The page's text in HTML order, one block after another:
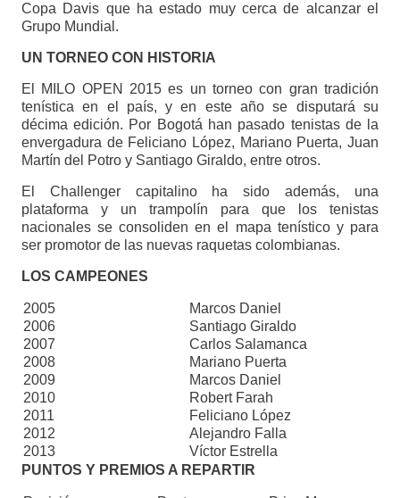
Copa Davis que ha estado muy cerca de alcanzar el
Grupo Mundial.
UN TORNEO CON HISTORIA
El MILO OPEN 2015 es un torneo con gran tradición
tenística en el país, y en este año se disputará su
décima edición. Por Bogotá han pasado tenistas de la
envergadura de Feliciano López, Mariano Puerta, Juan
Martín del Potro y Santiago Giraldo, entre otros.
El Challenger capitalino ha sido además, una
plataforma y un trampolín para que los tenistas
nacionales se consoliden en el mapa tenístico y para
ser promotor de las nuevas raquetas colombianas.
LOS CAMPEONES
2005
Marcos Daniel
2006
Santiago Giraldo
2007
Carlos Salamanca
2008
Mariano Puerta
2009
Marcos Daniel
2010
Robert Farah
2011
Feliciano López
2012
Alejandro Falla
2013
Víctor Estrella
PUNTOS Y PREMIOS A REPARTIR